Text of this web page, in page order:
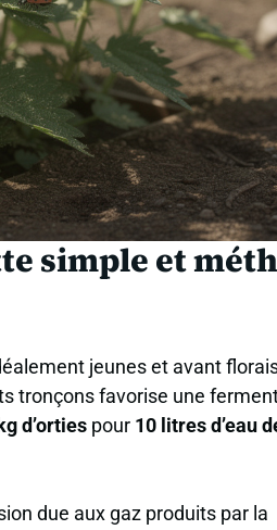
simple et
jeunes et avant
tronçons favorise une
d’orties pour 10 litres d’eau
due aux gaz produits par la